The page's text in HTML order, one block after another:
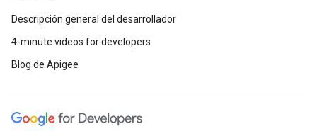
Descripción general del desarrollador
4-minute videos for developers
Blog de Apigee